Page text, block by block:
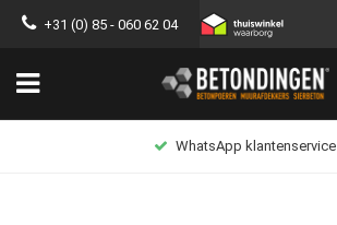
+31 (0) 85 - 060 62 04
WhatsApp klantenservice